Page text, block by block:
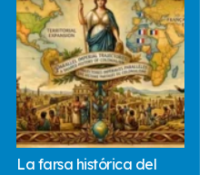
La farsa histórica del